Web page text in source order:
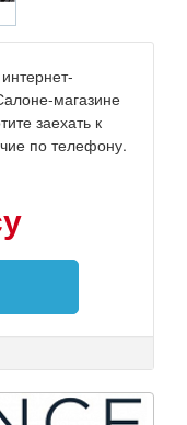
магазине
заехать к
по телефону.